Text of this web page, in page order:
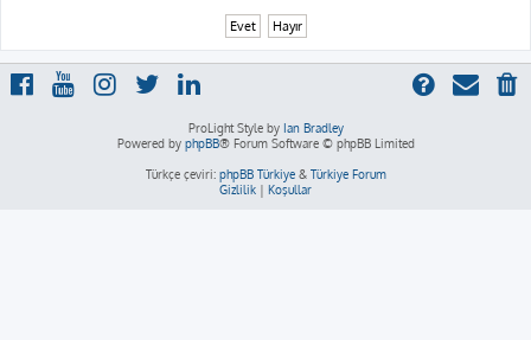
ProLight Style by Ian Bradley
Powered by phpBB® Forum Software © phpBB Limited
Türkçe çeviri: phpBB Türkiye& Türkiye Forum
Gizlilik | Koşullar